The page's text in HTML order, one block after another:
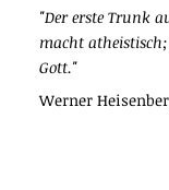
"Der erste Trunk
macht
Gott."
Werner